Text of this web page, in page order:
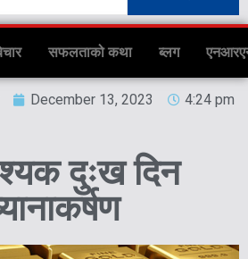
सफलताको कथा ब्लग
December 13, 2023
4:24 pm
दुःख दिन